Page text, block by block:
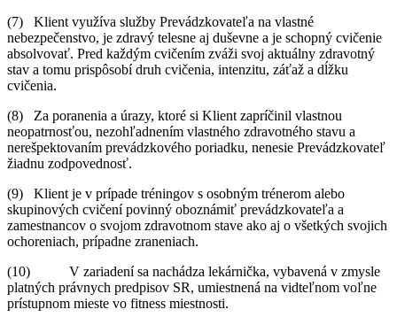
(7) Klient využíva služby Prevádzkovateľa na vlastné
nebezpečenstvo, je zdravý telesne aj duševne a je schopný cvičenie
absolvovať. Pred každým cvičením zváži svoj aktuálny zdravotný
stav a tomu prispôsobí druh cvičenia, intenzitu, záťaž a dĺžku
cvičenia.
(8) Za poranenia a úrazy, ktoré si Klient zapríčinil vlastnou
neopatrnosťou, nezohľadnením vlastného zdravotného stavu a
nerešpektovaním prevádzkového poriadku, nenesie Prevádzkovateľ
žiadnu zodpovednosť.
(9) Klient je v prípade tréningov s osobným trénerom alebo
skupinových cvičení povinný oboznámiť prevádzkovateľa a
zamestnancov o svojom zdravotnom stave ako aj o všetkých svojich
ochoreniach, prípadne zraneniach.
(10) V zariadení sa nachádza lekárnička, vybavená v zmysle
platných právnych predpisov SR, umiestnená na vidteľnom voľne
prístupnom mieste vo fitness miestnosti.